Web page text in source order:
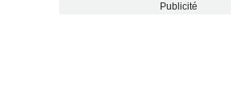
Publicité